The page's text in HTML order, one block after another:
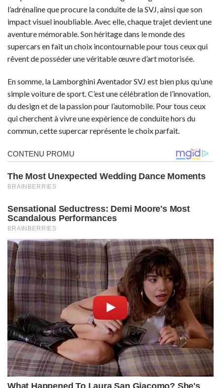
l’adrénaline que procure la conduite de la SVJ, ainsi que son
impact visuel inoubliable. Avec elle, chaque trajet devient une
aventure mémorable. Son héritage dans le monde des
supercars en fait un choix incontournable pour tous ceux qui
rêvent de posséder une véritable œuvre d’art motorisée.
En somme, la Lamborghini Aventador SVJ est bien plus qu’une
simple voiture de sport. C’est une célébration de l’innovation,
du design et de la passion pour l’automobile. Pour tous ceux
qui cherchent à vivre une expérience de conduite hors du
commun, cette supercar représente le choix parfait.